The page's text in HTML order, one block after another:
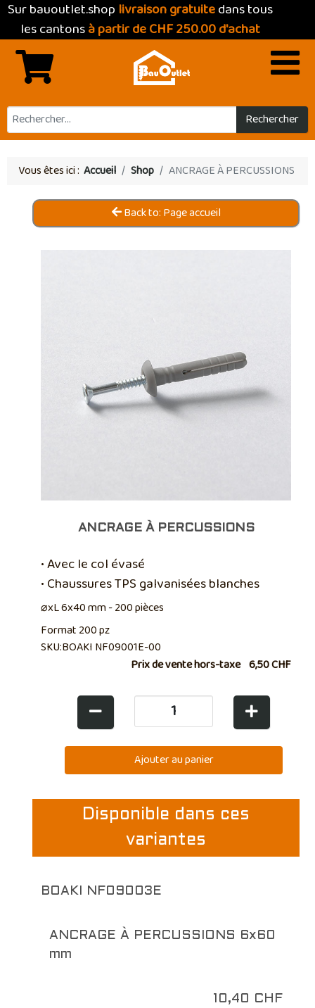
Sur bauoutlet.shop livraison gratuitedans tous
les cantonsà partir de CHF 250.00 d'achat
Rechercher
Vous êtes ici : Accueil Shop ANCRAGE À PERCUSSIONS
Back to: Page accueil
ANCRAGE À PERCUSSIONS
• Avec le col évasé
• Chaussures TPS galvanisées blanches
⌀xL 6x40 mm - 200 pièces
Format 200 pz
SKU:BOAKI NF09001E-00
Prix de vente hors-taxe 6,50 CHF
Disponible dans ces
variantes
BOAKI NF09003E
ANCRAGE À PERCUSSIONS 6x60
mm
10,40 CHF